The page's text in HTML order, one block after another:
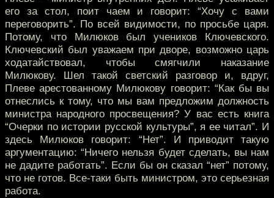
его за стол, поит чаем и говорит: “Хочу с вами
переговорить”. По всей видимости, по просьбе царя.
Потому, что Милюков был учеников Ключевского.
Ключевский был уважаем при дворе, возможно царь
ходатайствовал, чтобы смягчили наказание
Милюкову. Шел такой светский разговор и, вдруг,
Плеве арестованному Милюкову говорит: “Как бы вы
отнеслись к тому, что мы вам предложим должность
министра народного просвещения? У вас есть книга
“Очерки по истории русской культуры”, я ее читал”. И
здесь Милюков говорит: “Нет”. И приводит такую
аргументацию: “Ничего нельзя будет сделать, вы нам
не дадите работать”. Если бы он сказал “нет” потому,
что не готов. Все-таки быть министром, это серьезная
работа.